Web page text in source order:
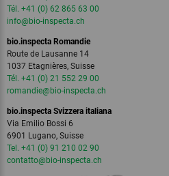
Tél. +41 (0) 62 865 63 00
info@bio-inspecta.ch
bio.inspecta Romandie
Route de Lausanne 14
1037 Etagnières, Suisse
Tél. +41 (0) 21 552 29 00
romandie@bio-inspecta.ch
bio.inspecta Svizzera italiana
Via Emilio Bossi 6
6901 Lugano, Suisse
Tel. +41 (0) 91 210 02 90
contatto@bio-inspecta.ch